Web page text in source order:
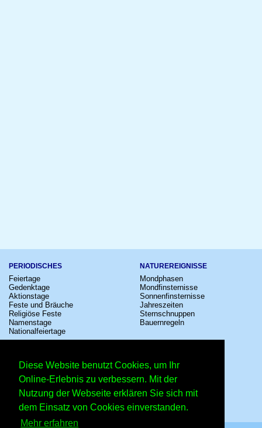
Diese Website benutzt Cookies, um Ihr
Online-Erlebnis zu verbessern. Mit der
Nutzung der Webseite erklären Sie sich mit
dem Einsatz von Cookies einverstanden.
Mehr erfahren
PERIODISCHES
Feiertage
Gedenktage
Aktionstage
Feste und Bräuche
Religiöse Feste
Namenstage
Nationalfeiertage
NATUREREIGNISSE
Mondphasen
Mondfinsternisse
Sonnenfinsternisse
Jahreszeiten
Sternschnuppen
Bauernregeln
Konzerte
Kinostarts
Festivals
Fußball
Comedy
Shows
Zeitumstellung
Sternzeichen
Schalttage
Messen
Erinnerungen
Volksfeste